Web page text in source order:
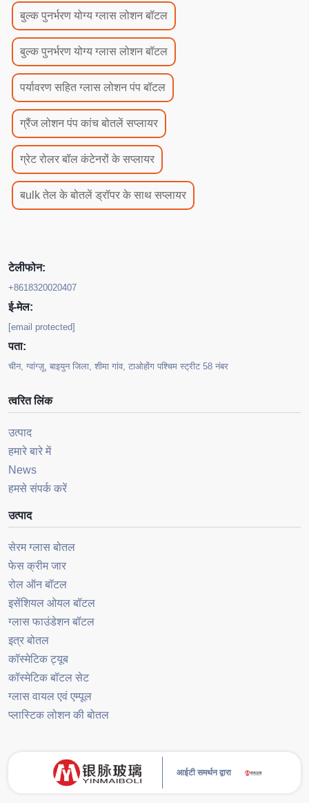
बुल्क पुनर्भरण योग्य ग्लास लोशन बॉटल
बुल्क पुनर्भरण योग्य ग्लास लोशन बॉटल
पर्यावरण सहित ग्लास लोशन पंप बॉटल
ग्रैंज लोशन पंप कांच बोतलें सप्लायर
ग्रेट रोलर बॉल कंटेनरों के सप्लायर
बulk तेल के बोतलें ड्रॉपर के साथ सप्लायर
टेलीफोन:
+8618320020407
ई-मेल:
[email protected]
पता:
चीन, ग्वांग्ज़ू, बाइयुन जिला, शीमा गांव, टाओहोंग पश्चिम स्ट्रीट 58 नंबर
त्वरित लिंक
उत्पाद
हमारे बारे में
News
हमसे संपर्क करें
उत्पाद
सेरम ग्लास बोतल
फेस क्रीम जार
रोल ऑन बॉटल
इसेंशियल ओयल बॉटल
ग्लास फाउंडेशन बॉटल
इत्र बोतल
कॉस्मेटिक ट्यूब
कॉस्मेटिक बॉटल सेट
ग्लास वायल एवं एम्पूल
प्लास्टिक लोशन की बोतल
आईटी समर्थन द्वारा